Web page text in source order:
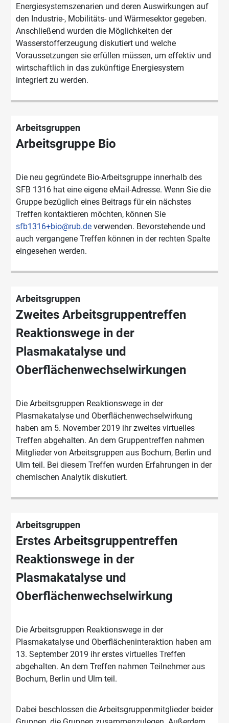
Energiesystemszenarien und deren Auswirkungen auf
den Industrie-, Mobilitäts- und Wärmesektor gegeben.
Anschließend wurden die Möglichkeiten der
Wasserstofferzeugung diskutiert und welche
Voraussetzungen sie erfüllen müssen, um effektiv und
wirtschaftlich in das zukünftige Energiesystem
integriert zu werden.
Arbeitsgruppen
Arbeitsgruppe Bio
Die neu gegründete Bio-Arbeitsgruppe innerhalb des
SFB 1316 hat eine eigene eMail-Adresse. Wenn Sie die
Gruppe bezüglich eines Beitrags für ein nächstes
Treffen kontaktieren möchten, können Sie
sfb1316+bio@rub.de verwenden. Bevorstehende und
auch vergangene Treffen können in der rechten Spalte
eingesehen werden.
Arbeitsgruppen
Zweites Arbeitsgruppentreffen
Reaktionswege in der
Plasmakatalyse und
Oberflächenwechselwirkungen
Die Arbeitsgruppen Reaktionswege in der
Plasmakatalyse und Oberflächenwechselwirkung
haben am 5. November 2019 ihr zweites virtuelles
Treffen abgehalten. An dem Gruppentreffen nahmen
Mitglieder von Arbeitsgruppen aus Bochum, Berlin und
Ulm teil. Bei diesem Treffen wurden Erfahrungen in der
chemischen Analytik diskutiert.
Arbeitsgruppen
Erstes Arbeitsgruppentreffen
Reaktionswege in der
Plasmakatalyse und
Oberflächenwechselwirkung
Die Arbeitsgruppen Reaktionswege in der
Plasmakatalyse und Oberflächeninteraktion haben am
13. September 2019 ihr erstes virtuelles Treffen
abgehalten. An dem Treffen nahmen Teilnehmer aus
Bochum, Berlin und Ulm teil.
Dabei beschlossen die Arbeitsgruppenmitglieder beider